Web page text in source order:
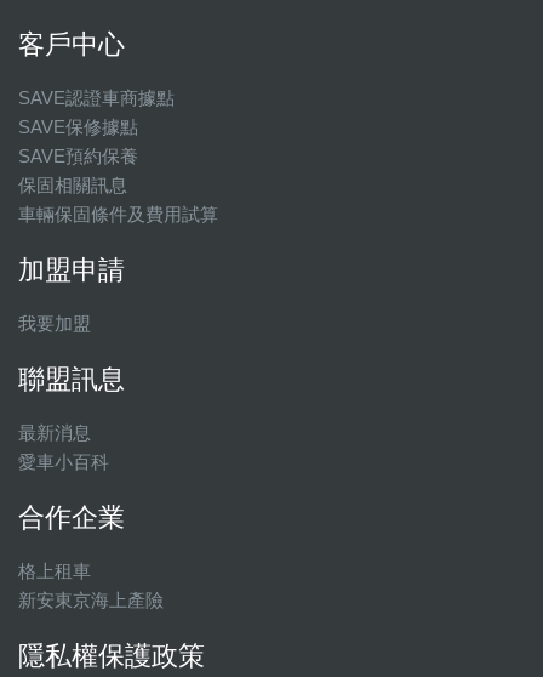
客戶中心
SAVE認證車商據點
SAVE保修據點
SAVE預約保養
保固相關訊息
車輛保固條件及費用試算
加盟申請
我要加盟
聯盟訊息
最新消息
愛車小百科
合作企業
格上租車
新安東京海上產險
隱私權保護政策